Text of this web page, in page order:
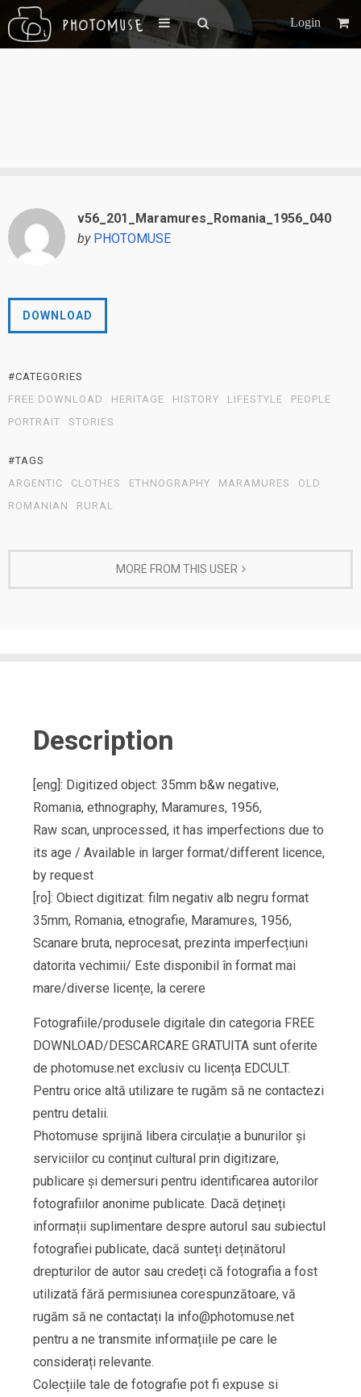
Login
v56_201_Maramures_Romania_1956_040
by PHOTOMUSE
DOWNLOAD
#CATEGORIES
FREE DOWNLOAD
HERITAGE HISTORY LIFESTYLE
PEOPLE
PORTRAIT
STORIES
#TAGS
ARGENTIC
CLOTHES ETHNOGRAPHY MARAMURES
OLD
ROMANIAN
RURAL
MORE FROM THIS USER
Description
[eng]: Digitized object: 35mm b&w negative,
Romania, ethnography, Maramures, 1956,
Raw scan, unprocessed, it has imperfections due to
its age / Available in larger format/different licence,
by request
[ro]: Obiect digitizat: film negativ alb negru format
35mm, Romania, etnografie, Maramures, 1956,
Scanare bruta, neprocesat, prezinta imperfecțiuni
datorita vechimii/ Este disponibil în format mai
mare/diverse licențe, la cerere
Fotografiile/produsele digitale din categoria FREE
DOWNLOAD/DESCARCARE GRATUITA sunt oferite
de photomuse.net exclusiv cu licența EDCULT.
Pentru orice altă utilizare te rugăm să ne contactezi
pentru detalii.
Photomuse sprijină libera circulație a bunurilor și
serviciilor cu conținut cultural prin digitizare,
publicare și demersuri pentru identificarea autorilor
fotografiilor anonime publicate. Dacă dețineți
informații suplimentare despre autorul sau subiectul
fotografiei publicate, dacă sunteți deținătorul
drepturilor de autor sau credeți că fotografia a fost
utilizată fără permisiunea corespunzătoare, vă
rugăm să ne contactați la info@photomuse.net
pentru a ne transmite informațiile pe care le
considerați relevante.
Colecțiile tale de fotografie pot fi expuse si